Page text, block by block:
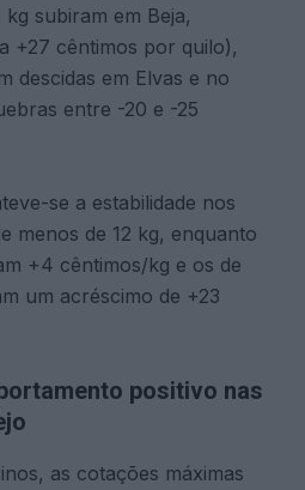
kg subiram em Beja,
+27 cêntimos por quilo),
descidas em Elvas e no
entre -20 e -25
se a estabilidade nos
menos de 12 kg, enquanto
+4 cêntimos/kg e os de
um acréscimo de +23
positivo nas
as cotações máximas